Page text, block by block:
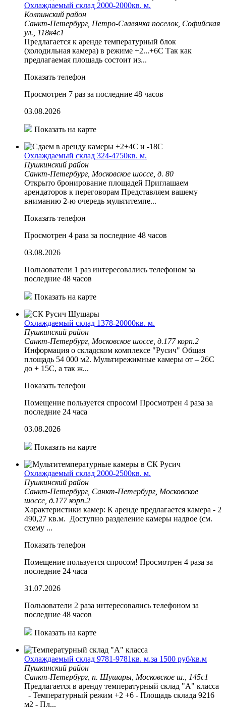
Охлаждаемый склад 2000-2000кв. м.
Колпинский район
Санкт-Петербург, Петро-Славянка поселок, Софийская
ул., 118к4с1
Предлагается к аренде температурный блок
(холодильная камера) в режиме +2...+6С Так как
предлагаемая площадь состоит из...
Показать телефон
Просмотрен 7 раз за последние 48 часов
03.08.2026
Показать на карте
Охлаждаемый склад 324-4750кв. м.
Пушкинский район
Санкт-Петербург, Московское шоссе, д. 80
Открыто бронирование площадей Приглашаем
арендаторов к переговорам Представляем вашему
вниманию 2-ю очередь мультитемпе...
Показать телефон
Просмотрен 4 раза за последние 48 часов
03.08.2026
Пользователи 1 раз интересовались телефоном за
последние 48 часов
Показать на карте
Охлаждаемый склад 1378-20000кв. м.
Пушкинский район
Санкт-Петербург, Московское шоссе, д.177 корп.2
Информация о складском комплексе "Русич" Общая
площадь 54 000 м2. Мультирежимные камеры от – 26С
до + 15С, а так ж...
Показать телефон
Помещение пользуется спросом! Просмотрен 4 раза за
последние 24 часа
03.08.2026
Показать на карте
Охлаждаемый склад 2000-2500кв. м.
Пушкинский район
Санкт-Петербург, Санкт-Петербург, Московское
шоссе, д.177 корп.2
Характеристики камер: К аренде предлагается камера - 2
490,27 кв.м. Доступно разделение камеры надвое (см.
схему ...
Показать телефон
Помещение пользуется спросом! Просмотрен 4 раза за
последние 24 часа
31.07.2026
Пользователи 2 раза интересовались телефоном за
последние 48 часов
Показать на карте
Охлаждаемый склад 9781-9781кв. м.за 1500 руб/кв.м
Пушкинский район
Санкт-Петербург, п. Шушары, Московское ш., 145с1
Предлагается в аренду температурный склад "А" класса
- Температурный режим +2 +6 - Площадь склада 9216
м2 - Пл...